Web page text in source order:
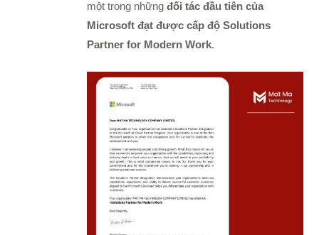
một trong nhữngđối tác đầu tiên của
Microsoft đạt được cấp độ Solutions
Partner for Modern Work.